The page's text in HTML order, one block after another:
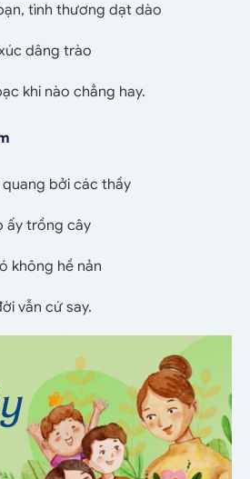
tình thương dạt dào
dâng trào
khi nào chẳng hay.
quang bởi các thầy
ấy trồng cây
không hề nản
vẫn cứ say.